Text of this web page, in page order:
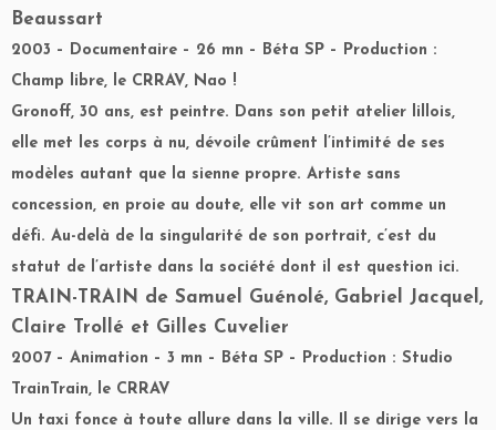
Beaussart
2003 – Documentaire – 26 mn – Béta SP – Production :
Champ libre, le CRRAV, Nao !
Gronoff, 30 ans, est peintre. Dans son petit atelier lillois,
elle met les corps à nu, dévoile crûment l’intimité de ses
modèles autant que la sienne propre. Artiste sans
concession, en proie au doute, elle vit son art comme un
défi. Au-delà de la singularité de son portrait, c’est du
statut de l’artiste dans la société dont il est question ici.
TRAIN-TRAIN de Samuel Guénolé, Gabriel Jacquel,
Claire Trollé et Gilles Cuvelier
2007 – Animation – 3 mn – Béta SP – Production : Studio
TrainTrain, le CRRAV
Un taxi fonce à toute allure dans la ville. Il se dirige vers la